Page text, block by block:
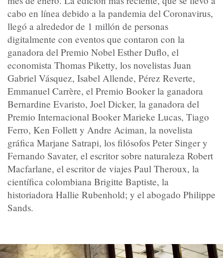
cabo en línea debido a la pandemia del Coronavirus,
llegó a alrededor de 1 millón de personas
digitalmente con eventos que contaron con la
ganadora del Premio Nobel Esther Duflo, el
economista Thomas Piketty, los novelistas Juan
Gabriel Vásquez, Isabel Allende, Pérez Reverte,
Emmanuel Carrère, el Premio Booker la ganadora
Bernardine Evaristo, Joel Dicker, la ganadora del
Premio Internacional Booker Marieke Lucas, Tiago
Ferro, Ken Follett y Andre Aciman, la novelista
gráfica Marjane Satrapi, los filósofos Peter Singer y
Fernando Savater, el escritor sobre naturaleza Robert
Macfarlane, el escritor de viajes Paul Theroux, la
científica colombiana Brigitte Baptiste, la
historiadora Hallie Rubenhold; y el abogado Philippe
Sands.